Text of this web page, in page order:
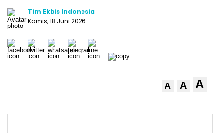
Tim Ekbis Indonesia
Kamis, 18 Juni 2026
A A A